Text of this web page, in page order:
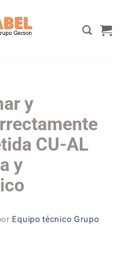
y
CU-AL
y
Equipo técnico Grupo